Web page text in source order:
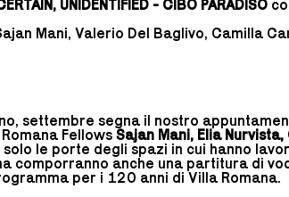
UNIDENTIFIED - CIBO PARADISO
Mani, Valerio Del Baglivo, Camilla
settembre segna il nostro
Fellows Sajan Mani, Elia
le porte degli spazi in cui hanno
comporranno anche una partitura di
per i 120 anni di Villa Romana.